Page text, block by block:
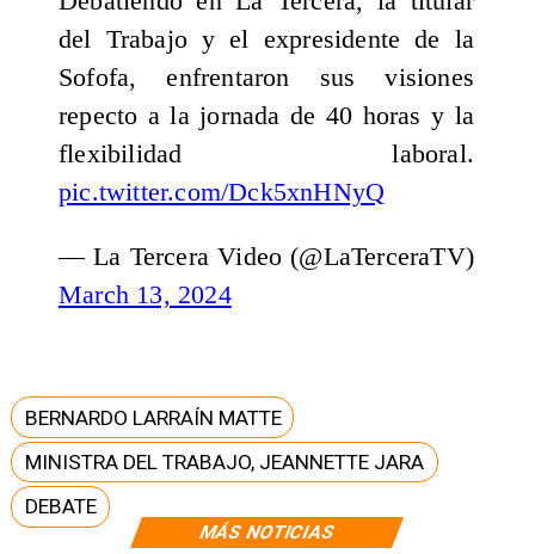
MÁS NOTICIAS
del Trabajo y el expresidente de la
Sofofa, enfrentaron sus visiones
repecto a la jornada de 40 horas y la
flexibilidad laboral.
pic.twitter.com/Dck5xnHNyQ
— La Tercera Video (@LaTerceraTV)
March 13, 2024
BERNARDO LARRAÍN MATTE
MINISTRA DEL TRABAJO, JEANNETTE JARA
DEBATE